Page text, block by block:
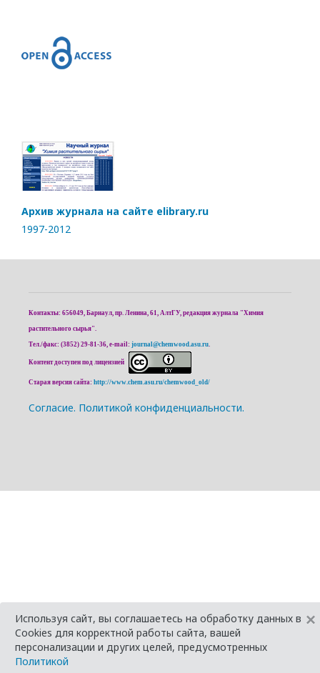
Архив журнала на сайте elibrary.ru
1997-2012
Контакты: 656049, Барнаул, пр. Ленина, 61, АлтГУ, редакция журнала "Химия
растительного сырья".
Тел./факс: (3852) 29-81-36, e-mail: journal@chemwood.asu.ru.
Контент доступен под лицензией
Старая версия сайта: http://www.chem.asu.ru/chemwood_old/
Cогласие. Политикой конфиденциальности.
Используя сайт, вы соглашаетесь на обработку данных в
Cookies для корректной работы сайта, вашей
персонализации и других целей, предусмотренных
Политикой
×